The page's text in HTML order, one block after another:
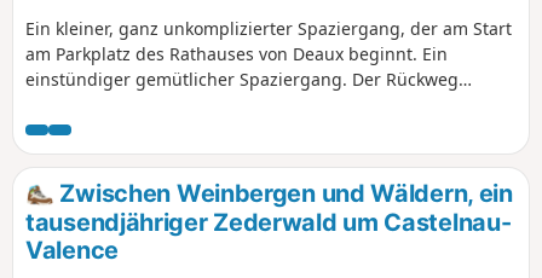
Ein kleiner, ganz unkomplizierter Spaziergang, der am Start
am Parkplatz des Rathauses von Deaux beginnt. Ein
einstündiger gemütlicher Spaziergang. Der Rückweg
Zwischen Weinbergen und Wäldern, ein
tausendjähriger Zederwald um Castelnau-
Valence